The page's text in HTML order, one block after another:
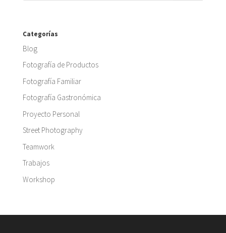
Categorías
Blog
Fotografía de Productos
Fotografía Familiar
Fotografía Gastronómica
Proyecto Personal
Street Photography
Teamwork
Trabajos
Workshop